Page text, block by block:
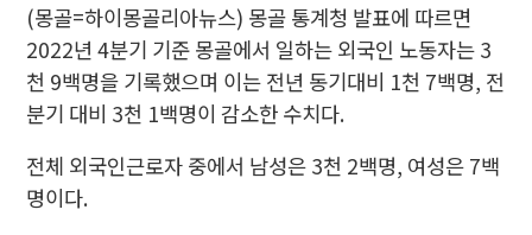
(몽골=하이몽골리아뉴스) 몽골 통계청 발표에 따르면
2022년 4분기 기준 몽골에서 일하는 외국인 노동자는 3
천 9백명을 기록했으며 이는 전년 동기대비 1천 7백명, 전
분기 대비 3천 1백명이 감소한 수치다.
전체 외국인근로자 중에서 남성은 3천 2백명, 여성은 7백
명이다.